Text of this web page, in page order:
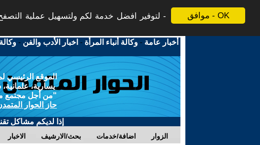
موافق - OK
لتوفير افضل خدمة لكم ولتسهيل عملية
أخبار عامة -وكالة أنباء المرأة - اخبار الأدب والفن -
الموقع الرئيسي
يسارية،
"من أجل مجتمع
حاز الحوار
إذا لديكم مشاكل
الاخبار بحث/الارشيف اضافة/خدمات الزوار